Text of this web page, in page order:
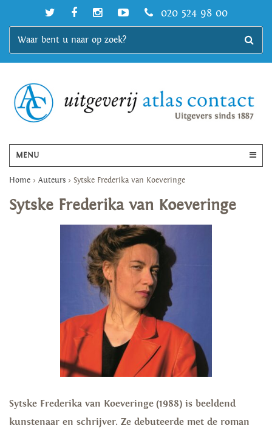
020 524 98 00
MENU
Home > Auteurs > Sytske Frederika van Koeveringe
Sytske Frederika van Koeveringe
Sytske Frederika van Koeveringe (1988) is beeldend
kunstenaar en schrijver. Ze debuteerde met de roman